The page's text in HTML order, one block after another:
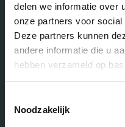
delen we informatie over
onze partners voor social
Deze partners kunnen
andere informatie die u
hebben verzameld op
Noodzakelijk
Schrijf je in en we
Job